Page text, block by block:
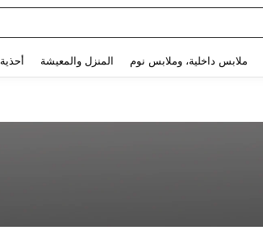
ملابس داخلية، وملابس نوم المنزل والمعيشة أحذية